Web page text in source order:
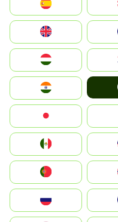
Deutschland
Denmark
United Kingdom
Hrvatska
Magyarország
Indonesia
South Korea
Nederland
Portugal
România